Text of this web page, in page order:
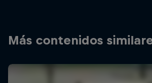
Más contenidos